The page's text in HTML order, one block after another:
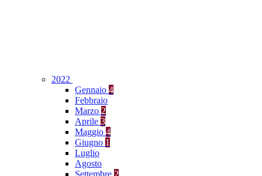
2022
Gennaio 4
Febbraio
Marzo 2
Aprile 3
Maggio 4
Giugno 1
Luglio
Agosto